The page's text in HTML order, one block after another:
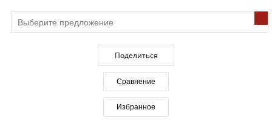
Поделиться
Сравнение
Избранное